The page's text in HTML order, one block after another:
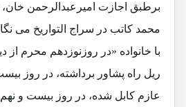
برطبق اجازت امیرعبدالرحمن
محمد کاتب در سراج التواریخ می
با خانواده «در روزنوزدهم محرم از
ریل راه پشاور برداشته، در روز